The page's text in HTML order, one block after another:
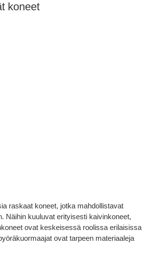
koneet
raskaat koneet, jotka mahdollistavat
Näihin kuuluvat erityisesti kaivinkoneet,
ovat keskeisessä roolissa erilaisissa
ovat tarpeen materiaaleja